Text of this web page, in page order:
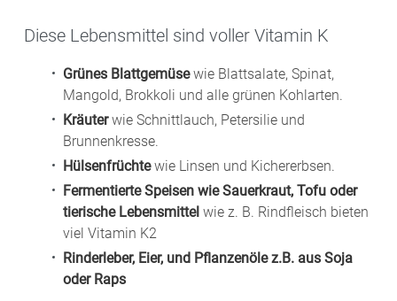
Diese Lebensmittel sind voller Vitamin K
Grünes Blattgemüsewie Blattsalate, Spinat,
Mangold, Brokkoli und alle grünen Kohlarten.
Kräuterwie Schnittlauch, Petersilie und
Brunnenkresse.
Hülsenfrüchtewie Linsen und Kichererbsen.
Fermentierte Speisen wie Sauerkraut, Tofu oder
tierische Lebensmittel wie z. B. Rindfleisch bieten
viel Vitamin K2
Rinderleber, Eier, und Pflanzenöle z.B. aus Soja
oder Raps